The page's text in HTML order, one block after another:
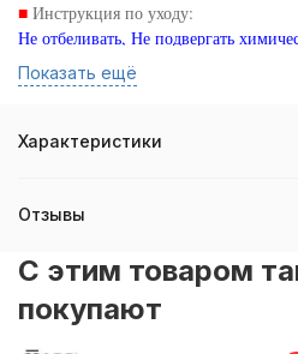
■ Инструкция по уходу:
Не отбеливать, Не подвергать
в холодной воде (30°), Не сушить в
Стирать с вещами похожего цвета.
Показать ещё
Характеристики
Отзывы
C этим товаром
покупают